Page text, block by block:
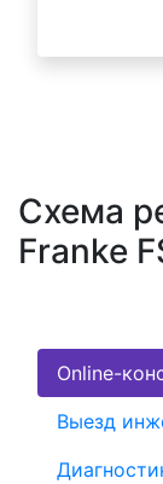
Схема
Franke
Online-
Выезд